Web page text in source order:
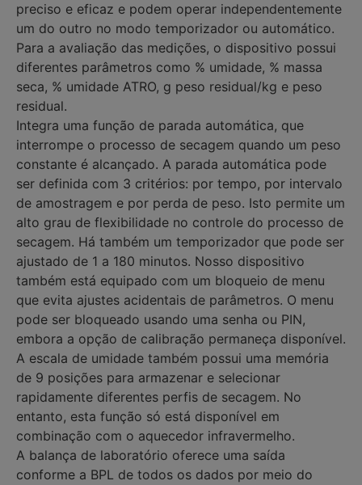
preciso e eficaz e podem operar independentemente
um do outro no modo temporizador ou automático.
Para a avaliação das medições, o dispositivo possui
diferentes parâmetros como % umidade, % massa
seca, % umidade ATRO, g peso residual/kg e peso
residual.
Integra uma função de parada automática, que
interrompe o processo de secagem quando um peso
constante é alcançado. A parada automática pode
ser definida com 3 critérios: por tempo, por intervalo
de amostragem e por perda de peso. Isto permite um
alto grau de flexibilidade no controle do processo de
secagem. Há também um temporizador que pode ser
ajustado de 1 a 180 minutos. Nosso dispositivo
também está equipado com um bloqueio de menu
que evita ajustes acidentais de parâmetros. O menu
pode ser bloqueado usando uma senha ou PIN,
embora a opção de calibração permaneça disponível.
A escala de umidade também possui uma memória
de 9 posições para armazenar e selecionar
rapidamente diferentes perfis de secagem. No
entanto, esta função só está disponível em
combinação com o aquecedor infravermelho.
A balança de laboratório oferece uma saída
conforme a BPL de todos os dados por meio do